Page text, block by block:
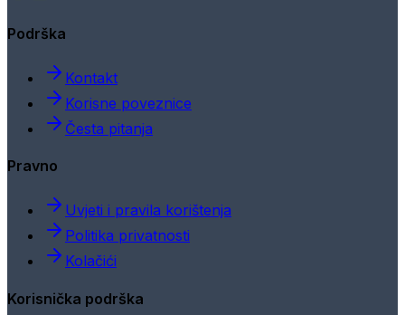
Podrška
Kontakt
Korisne poveznice
Česta pitanja
Pravno
Uvjeti i pravila korištenja
Politika privatnosti
Kolačići
Korisnička podrška